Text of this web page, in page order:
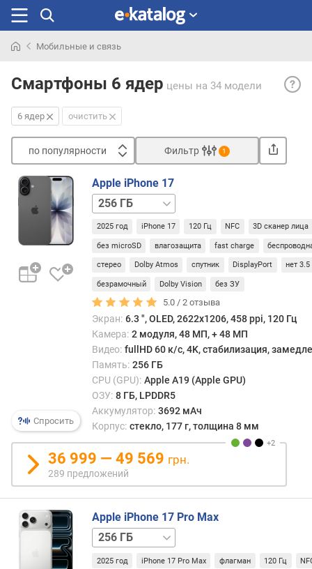
раньше
Мобильные и связь
Смартфоны 6 ядер цены на 34 модели
6
ядер
в
схеме
два
и
Такое
не
6 ядер очистить
по популярности
о
у
л
т
д
е
ш
е
в
ы
х
Фильтр 1
Спросить
Apple iPhone 17
512 ГБ
2025 год iPhone 17 120 Гц NFC 3D сканер лица
без microSD влагозащита fast charge
стерео Dolby Atmos спутник DisplayPort нет
безрамочный Dolby Vision без ЗУ
5.0 /2 отзыва
Экран: 6.3 ", OLED, 2622x1206, 458 ppi, 120 Гц
Камера: 2 модуля, 48 МП, + 48 МП
Видео: fullHD 60 к/с, 4K, стабилизация,
Память: 256 ГБ
CPU (GPU): Apple A19 (Apple GPU)
ОЗУ: 8 ГБ, LPDDR5
Аккумулятор: 3692 мАч
Корпус: стекло, 177 г, толщина 8 мм
36 999 — 49 569 грн.
289 предложений
Apple iPhone 17 Pro Max
512 ГБ1 ТБ 2 ТБ
2025 год iPhone 17 Pro Max флагман 120 Гц